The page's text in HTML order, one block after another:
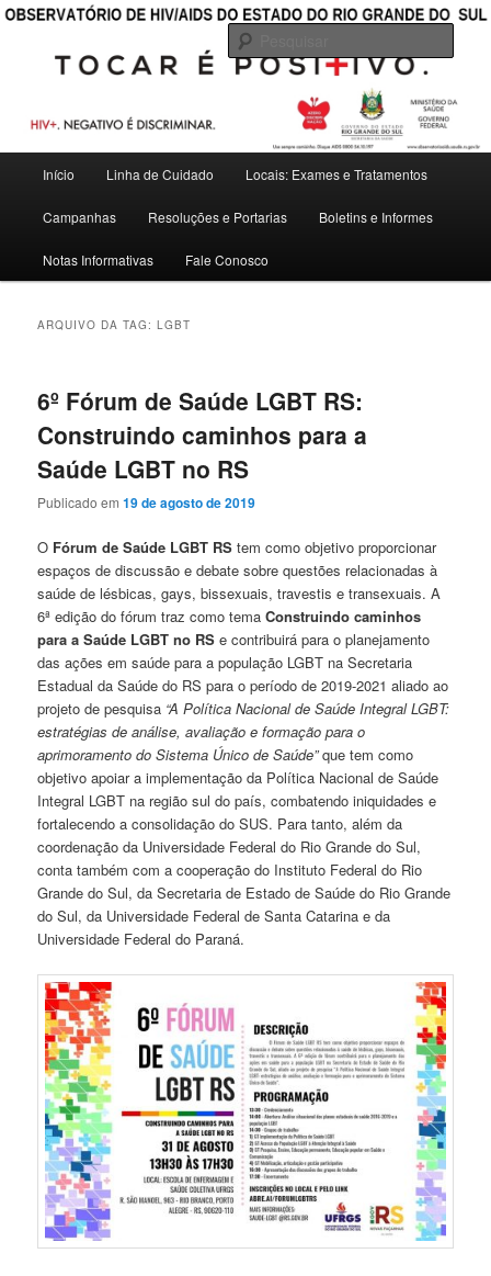
OBSERVATÓRIO DE HIV/AIDS DO
ESTADO DO RIO GRANDE DO SUL
principal
Pular
para
o
conteúdo
Pular
para
o
conteúdo
Início Linha de Cuidado Locais: Exames e Tratamentos
Campanhas Resoluções e Portarias Boletins e Informes
Notas Informativas Fale Conosco
ARQUIVO DA TAG:LGBT
6º Fórum de Saúde LGBT RS:
Construindo caminhos para a
Saúde LGBT no RS
Publicado em19 de agosto de 2019
O Fórum de Saúde LGBT RS tem como objetivo proporcionar
espaços de discussão e debate sobre questões relacionadas à
saúde de lésbicas, gays, bissexuais, travestis e transexuais. A
6ª edição do fórum traz como temaConstruindo caminhos
para a Saúde LGBT no RS e contribuirá para o planejamento
das ações em saúde para a população LGBT na Secretaria
Estadual da Saúde do RS para o período de 2019-2021 aliado ao
projeto de pesquisa “A Política Nacional de Saúde Integral LGBT:
estratégias de análise, avaliação e formação para o
aprimoramento do Sistema Único de Saúde”que tem como
objetivo apoiar a implementação da Política Nacional de Saúde
Integral LGBT na região sul do país, combatendo iniquidades e
fortalecendo a consolidação do SUS. Para tanto, além da
coordenação da Universidade Federal do Rio Grande do Sul,
conta também com a cooperação do Instituto Federal do Rio
Grande do Sul, da Secretaria de Estado de Saúde do Rio Grande
do Sul, da Universidade Federal de Santa Catarina e da
Universidade Federal do Paraná.